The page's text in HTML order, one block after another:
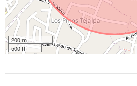
200 m
500 ft